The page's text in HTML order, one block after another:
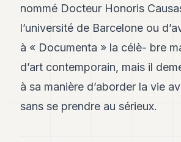
nommé Docteur Honoris
l’université de Barcelone ou
à « Documenta » la célè- bre
d’art contemporain, mais il
à sa manière d’aborder la vie
sans se prendre au sérieux.